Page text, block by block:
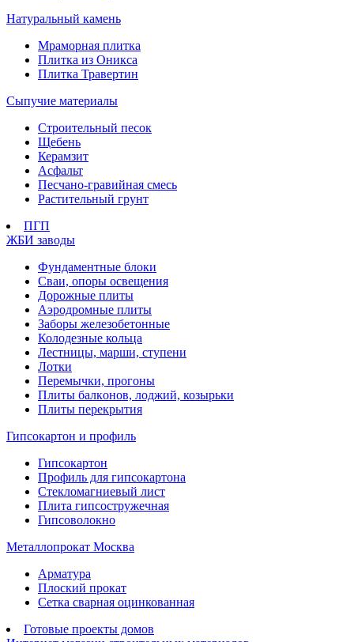
Натуральный камень
Мраморная плитка
Плитка из Оникса
Плитка Травертин
Сыпучие материалы
Строительный песок
Щебень
Керамзит
Асфальт
Песчано-гравийная смесь
Растительный грунт
ПГП
ЖБИ заводы
Фундаментные блоки
Сваи, опоры освещения
Дорожные плиты
Аэродромные плиты
Заборы железобетонные
Колодезные кольца
Лестницы, марши, ступени
Лотки
Перемычки, прогоны
Плиты балконов, лоджий, козырьки
Плиты перекрытия
Гипсокартон и профиль
Гипсокартон
Профиль для гипсокартона
Стекломагниевый лист
Плита гипсостружечная
Гипсоволокно
Металлопрокат Москва
Арматура
Плоский прокат
Сетка сварная оцинкованная
Готовые проекты домов